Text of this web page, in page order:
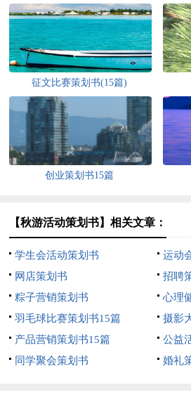
征文比赛策划书(15篇)
创业策划书15篇
【秋游活动策划书】相关文章：
学生会活动策划书
运动
网店策划书
招聘
粽子营销策划书
心理
羽毛球比赛策划书15篇
摄影
产品营销策划书15篇
公益
同学聚会策划书
婚礼